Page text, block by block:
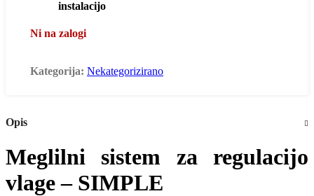
instalacijo
Ni na zalogi
Kategorija: Nekategorizirano
Opis
Meglilni sistem za regulacijo
vlage – SIMPLE